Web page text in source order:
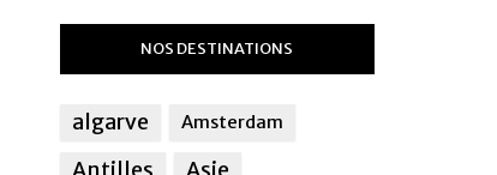
NOS DESTINATIONS
algarve Amsterdam